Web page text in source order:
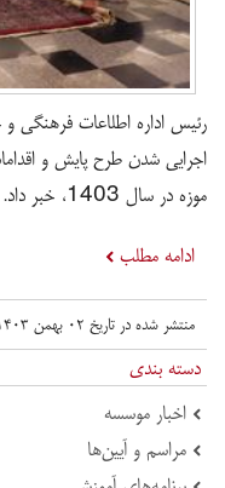
رئیس اداره اطلاعات فرهنگی
اجرایی شدن طرح پایش و
موزه در سال 1403، خبر داد.
ادامه مطلب
منتشر شده در تاریخ ۰۲ بهمن ۱۴۰۳ در
دسته بندی
اخبار موسسه
مراسم و آیین‌ها